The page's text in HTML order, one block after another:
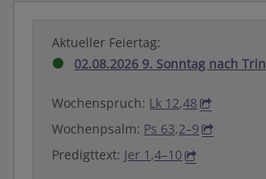
Aktueller Feiertag:
02.08.2026 9. Sonntag nach
Wochenspruch: Lk 12,48
Wochenpsalm: Ps 63,2–9
Predigttext: Jer 1,4–10